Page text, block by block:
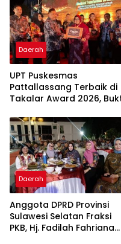
Daerah
UPT Puskesmas
Pattallassang Terbaik di
Takalar Award 2026,
Pelayanan Kesehatan
Berkualitas
Daerah
Anggota DPRD Provinsi
Sulawesi Selatan Fraksi
PKB, Hj. Fadilah Fahriana